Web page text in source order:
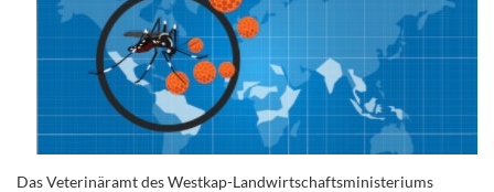
Das Veterinäramt des Westkap-Landwirtschaftsministeriums